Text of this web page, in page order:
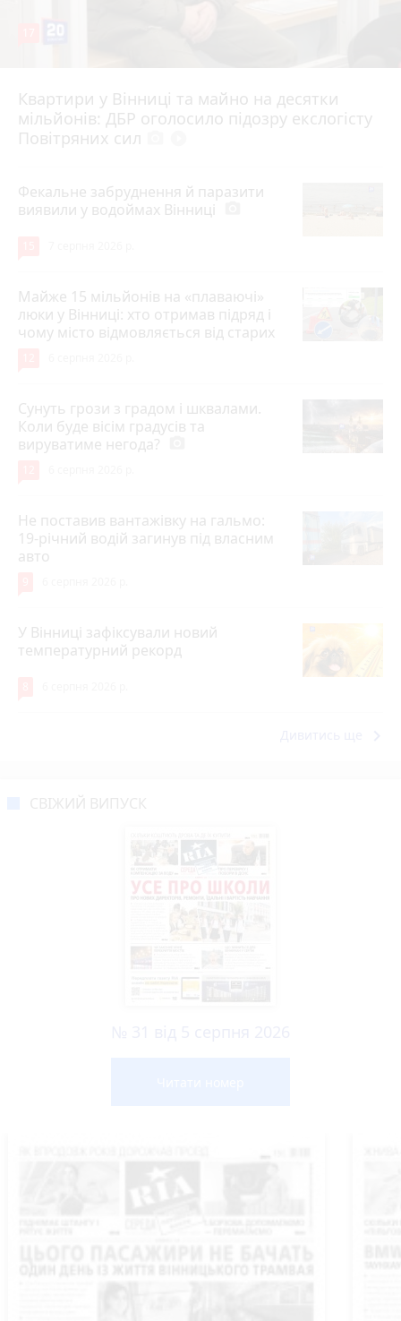
Квартири у Вінниці та майно на десятки
мільйонів: ДБР оголосило підозру екслогісту
Повітряних сил
6 серпня 2026 р.
Фекальне забруднення й паразити
виявили у водоймах Вінниці
Майже 15 мільйонів на «плаваючі»
люки у Вінниці: хто отримав підряд і
чому місто відмовляється від старих
Сунуть грози з градом і шквалами.
Коли буде вісім градусів та
вируватиме негода?
Не поставив вантажівку на гальмо:
19-річний водій загинув під власним
авто
У Вінниці зафіксували новий
температурний рекорд